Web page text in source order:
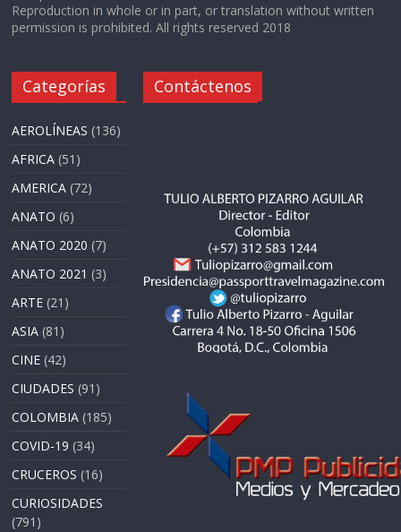
Reproduction in whole or in part, or translation without written
permission is prohibited. All rights reserved 2018
Categorías
AEROLÍNEAS (136)
AFRICA (51)
AMERICA (72)
ANATO (6)
ANATO 2020 (7)
ANATO 2021 (3)
ARTE (21)
ASIA (81)
CINE (42)
CIUDADES (91)
COLOMBIA (185)
COVID-19 (34)
CRUCEROS (16)
CURIOSIDADES
(791)
Contáctenos